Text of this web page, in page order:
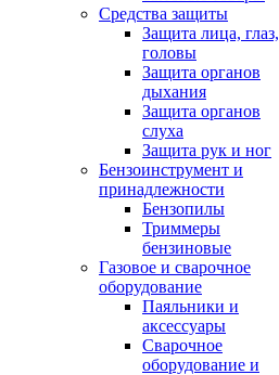
Средства защиты
Защита лица, глаз,
головы
Защита органов
дыхания
Защита органов
слуха
Защита рук и ног
Бензоинструмент и
принадлежности
Бензопилы
Триммеры
бензиновые
Газовое и сварочное
оборудование
Паяльники и
аксессуары
Сварочное
оборудование и